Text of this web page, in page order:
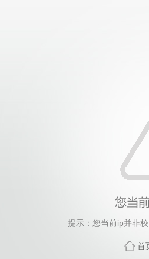
提示：您当前ip并非
首